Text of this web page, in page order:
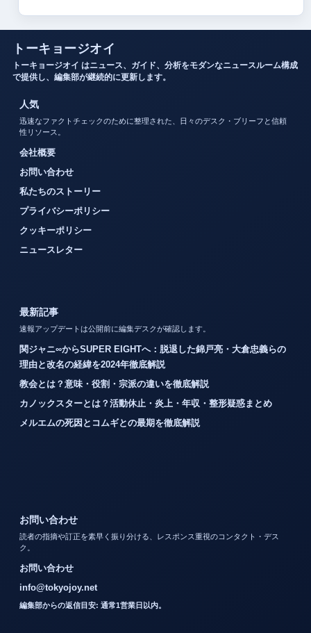
トーキョージオイ
トーキョージオイ はニュース、ガイド、分析をモダンなニュースルーム構成
で提供し、編集部が継続的に更新します。
人気
迅速なファクトチェックのために整理された、日々のデスク・ブリーフと信頼
性リソース。
会社概要
お問い合わせ
私たちのストーリー
プライバシーポリシー
クッキーポリシー
ニュースレター
最新記事
速報アップデートは公開前に編集デスクが確認します。
関ジャニ∞からSUPER EIGHTへ：脱退した錦戸亮・大倉忠義らの
理由と改名の経緯を2024年徹底解説
教会とは？意味・役割・宗派の違いを徹底解説
カノックスターとは？活動休止・炎上・年収・整形疑惑まとめ
メルエムの死因とコムギとの最期を徹底解説
お問い合わせ
読者の指摘や訂正を素早く振り分ける、レスポンス重視のコンタクト・デス
ク。
お問い合わせ
info@tokyojoy.net
編集部からの返信目安: 通常1営業日以内。